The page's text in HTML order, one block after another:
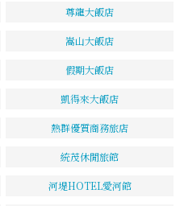
尊龍大飯店
嵩山大飯店
假期大飯店
凱得來大飯店
熱群優質商務旅店
統茂休閒旅館
河堤HOTEL愛河館